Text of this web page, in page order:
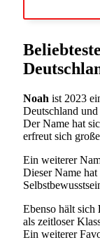
Noah ist 2023
Deutschland
Der Name hat
erfreut sich
Ein weiterer
Dieser Name
Ebenso hält sich
als zeitloser
Ein weiterer